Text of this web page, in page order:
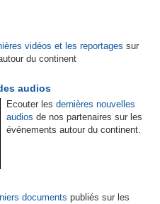
vidéos et les reportages sur
du continent
audios
Ecouter les dernières nouvelles
audios de nos partenaires sur les
événements autour du continent.
documents publiés sur les